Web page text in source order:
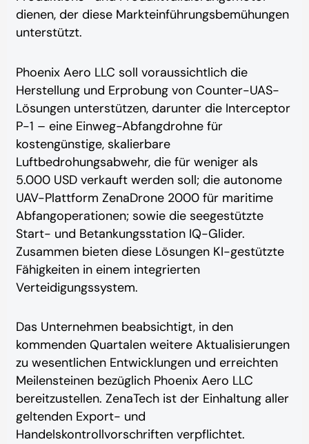
dienen, der diese Markteinführungsbemühungen
unterstützt.
Phoenix Aero LLC soll voraussichtlich die
Herstellung und Erprobung von Counter-UAS-
Lösungen unterstützen, darunter die Interceptor
P-1 – eine Einweg-Abfangdrohne für
kostengünstige, skalierbare
Luftbedrohungsabwehr, die für weniger als
5.000 USD verkauft werden soll; die autonome
UAV-Plattform ZenaDrone 2000 für maritime
Abfangoperationen; sowie die seegestützte
Start- und Betankungsstation IQ-Glider.
Zusammen bieten diese Lösungen KI-gestützte
Fähigkeiten in einem integrierten
Verteidigungssystem.
Das Unternehmen beabsichtigt, in den
kommenden Quartalen weitere Aktualisierungen
zu wesentlichen Entwicklungen und erreichten
Meilensteinen bezüglich Phoenix Aero LLC
bereitzustellen. ZenaTech ist der Einhaltung aller
geltenden Export- und
Handelskontrollvorschriften verpflichtet.